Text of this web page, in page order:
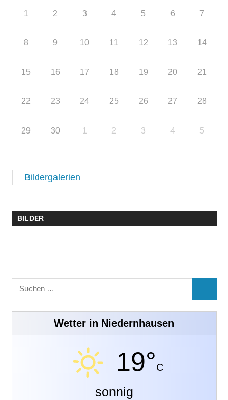
1 2 3 4 5 6 7
8 9 10 11 12 13 14
15 16 17 18 19 20 21
22 23 24 25 26 27 28
29 30 1 2 3 4 5
Bildergalerien
BILDER
Suchen
nach:
Wetter in Niedernhausen
19°C
sonnig